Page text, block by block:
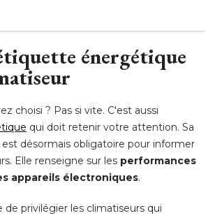
énergétique
choisi ? Pas si vite. C'est aussi
qui doit retenir votre attention. Sa
désormais obligatoire pour informer
Elle renseigne sur les performances
appareils électroniques.
de privilégier les climatiseurs qui